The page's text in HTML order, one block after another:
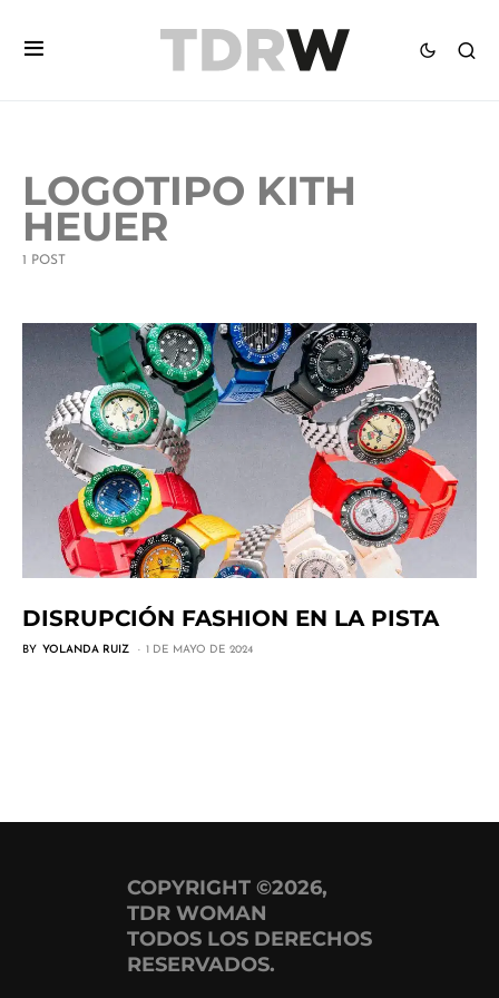
LOGOTIPO KITH
HEUER
1 POST
DISRUPCIÓN FASHION EN LA PISTA
BY YOLANDA RUIZ 1 DE MAYO DE 2024
COPYRIGHT ©2026,
TDR WOMAN
TODOS LOS DERECHOS
RESERVADOS.